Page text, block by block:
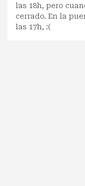
las 18h, pero
cerrado. En la
las 17h, :(